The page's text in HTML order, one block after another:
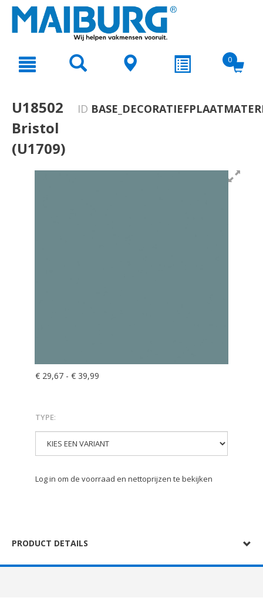
text.skipToNavigation
0
U18502
Bristol
(U1709)
ID
€ 29,67 - € 39,99
TYPE:
Log in om de voorraad en nettoprijzen te bekijken
PRODUCT DETAILS